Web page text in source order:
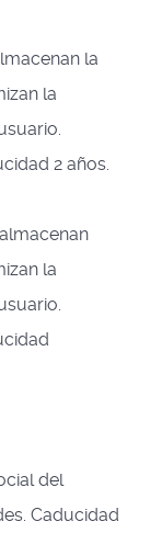
la
la
2 años.
la
del
Caducidad